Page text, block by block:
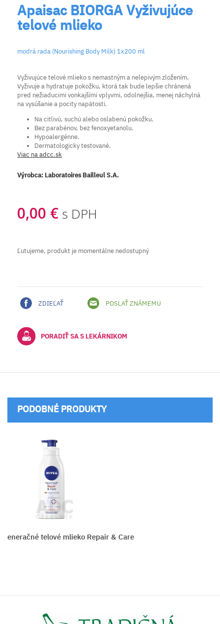
Apaisac BIORGA Vyživujúce
telové mlieko
modrá rada (Nourishing Body Milk) 1x200 ml
Vyživujúce telové mlieko s nemastným a nelepivým zložením.
Vyživuje a hydratuje pokožku, ktorá tak bude lepšie chránená
pred nežiaducimi vonkajšími vplyvmi, odolnejšia, menej náchylná
na vysúšanie a pocity napätosti.
Na citlivú, suchú alebo oslabenú pokožku.
Bez parabénov, bez fenoxyetanolu.
Hypoalergénne.
Dermatologicky testované.
Viac na adcc.sk
Výrobca: Laboratoires Bailleul S.A.
0,00 € s DPH
Ľutujeme, produkt je momentálne nedostupný
ZDIEĽAŤ POSLAŤ ZNÁMEMU
PORADIŤ SA S LEKÁRNIKOM
PODOBNÉ PRODUKTY
telové mlieko Repair & Care